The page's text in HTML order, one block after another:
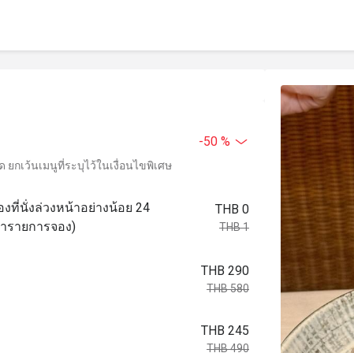
-50 %
กเว้นเมนูที่ระบุไว้ในเงื่อนไขพิเศษ
ที่นั่งล่วงหน้าอย่างน้อย 24
รายการจอง)
THB 0
THB 1
THB 290
THB 580
THB 245
THB 490